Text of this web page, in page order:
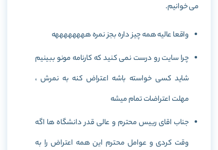
می خوانیم.
واقعا عالیه همه چیز داره بجز نمره ههههههههه
چرا سایت رو درست نمی کنید که کارنامه مونو ببینیم
شاید کسی خواسته باشه اعتراض کنه به نمرش ،
مهلت اعتراضات تمام میشه
جناب اقای رییس محترم و عالی قدر دانشگاه ها اگه
وقت کردی و عوامل محترم این همه اعتراض را به